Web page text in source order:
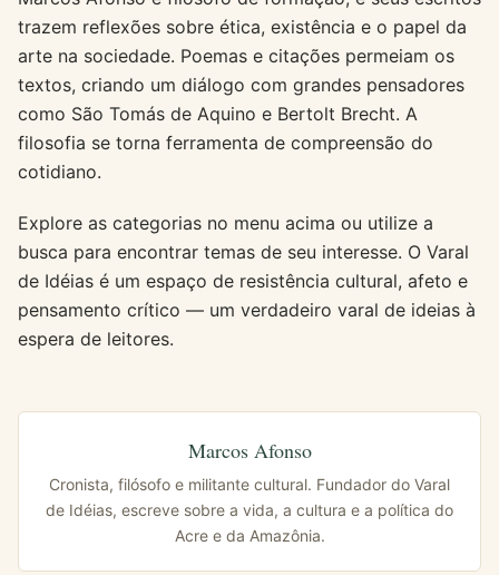
trazem reflexões sobre ética, existência e o papel da
arte na sociedade. Poemas e citações permeiam os
textos, criando um diálogo com grandes pensadores
como São Tomás de Aquino e Bertolt Brecht. A
filosofia se torna ferramenta de compreensão do
cotidiano.
Explore as categorias no menu acima ou utilize a
busca para encontrar temas de seu interesse. O Varal
de Idéias é um espaço de resistência cultural, afeto e
pensamento crítico — um verdadeiro varal de ideias à
espera de leitores.
Marcos Afonso
Cronista, filósofo e militante cultural. Fundador do Varal
de Idéias, escreve sobre a vida, a cultura e a política do
Acre e da Amazônia.